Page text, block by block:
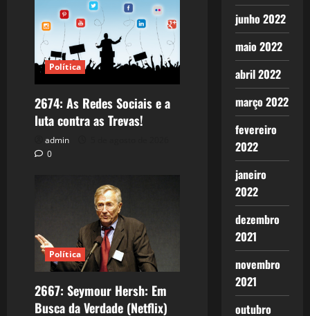
Política
2674: As Redes Sociais e a
luta contra as Trevas!
admin
0
Política
2667: Seymour Hersh: Em
Busca da Verdade (Netflix)
junho 2022
maio 2022
abril 2022
março 2022
fevereiro
2022
janeiro
2022
dezembro
2021
novembro
2021
outubro